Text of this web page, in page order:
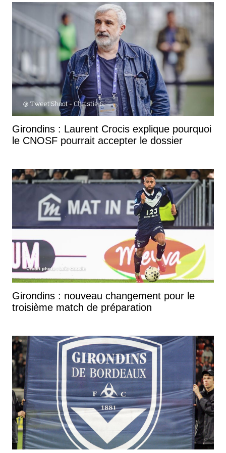
je jouais à Angoulême, j’allais voir les matchs des
Girondins de Bordeaux à Lescure. J’ai mis fin à ma
carrière de footballeur aux Girondins de Bordeaux,
tout un symbole.
Donc vous arrivez aux Girondins de Bordeaux en
1992, en même temps que Zinédine Zidane, c'est
bien ça ?
C'est Roland Courbis qui fait le transfert. On est trois
François Daniel et moi. On fait une saison
catastrophique où on descend en Ligue 2, alors qu'on
tous les trois. Zidane il fallait qu'ils partent de
Cannes. J'avais dit à ses parents, il faut qu'il aille à
Bordeaux. Je ne sais pas pourquoi. Parce que c'est
un grand club, parce que ceci… C’est un concours
de circonstances qui fait que j'arrive aux Girondins
Girondins : Laurent Crocis explique pourquoi
le CNOSF pourrait accepter le dossier
Girondins : nouveau changement pour le
troisième match de préparation